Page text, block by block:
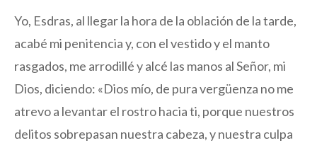
Yo, Esdras, al llegar la hora de la oblación de la tarde,
acabé mi penitencia y, con el vestido y el manto
rasgados, me arrodillé y alcé las manos al Señor, mi
Dios, diciendo: «Dios mío, de pura vergüenza no me
atrevo a levantar el rostro hacia ti, porque nuestros
delitos sobrepasan nuestra cabeza, y nuestra culpa